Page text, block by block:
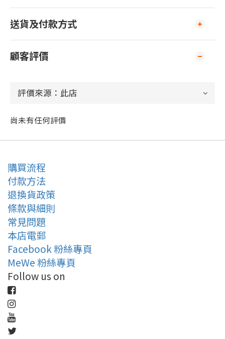
送貨及付款方式
顧客評價
尚未有任何評價
購買流程
付款方法
退換貨政策
條款與細則
常見問題
本店電郵
Facebook 粉絲專頁
MeWe 粉絲專頁
Follow us on